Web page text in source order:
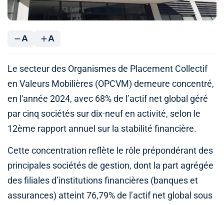
A A
Le secteur des Organismes de Placement Collectif
en Valeurs Mobilières (OPCVM) demeure concentré,
en l'année 2024, avec 68% de l’actif net global géré
par cinq sociétés sur dix-neuf en activité, selon le
12ème rapport annuel sur la stabilité financière.
Cette concentration reflète le rôle prépondérant des
principales sociétés de gestion, dont la part agrégée
des filiales d’institutions financières (banques et
assurances) atteint 76,79% de l’actif net global sous